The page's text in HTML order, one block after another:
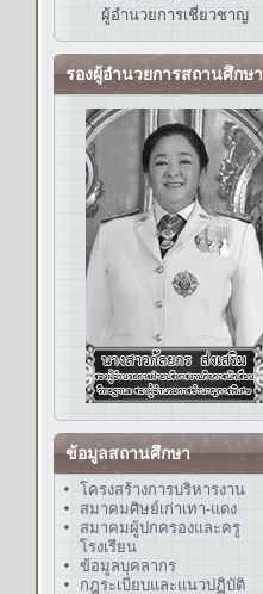
ผู้อำนวยการเชี่ยวชาญ
รองผู้อำนวยการสถานศึกษา
ข้อมูลสถานศึกษา
โครงสร้างการบริหารงาน
สมาคมศิษย์เก่าเทา-แดง
สมาคมผู้ปกครองและครู
โรงเรียน
ข้อมูลบุคลากร
กฎระเบียบและแนวปฏิบัติ